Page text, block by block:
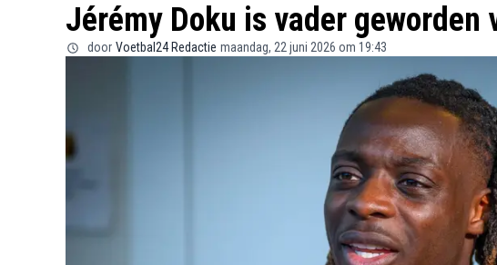
Jérémy Doku is vader geworden
door Voetbal24 Redactie maandag, 22 juni 2026 om 19:43